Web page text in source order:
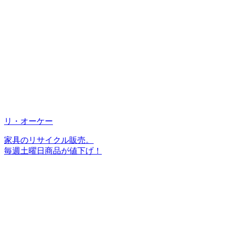
リ・オーケー
家具のリサイクル販売。
毎週土曜日商品が値下げ！